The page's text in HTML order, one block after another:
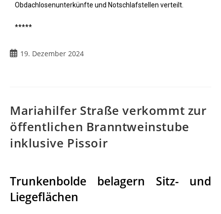
Obdachlosenunterkünfte und Notschlafstellen verteilt.
*****
19. Dezember 2024
Mariahilfer Straße verkommt zur
öffentlichen Branntweinstube
inklusive Pissoir
Trunkenbolde belagern Sitz- und
Liegeflächen